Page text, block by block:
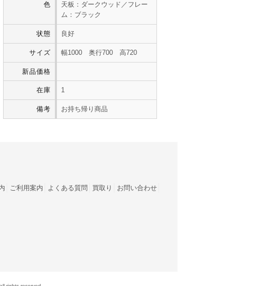
色
天板：ダークウッド／フレー
ム：ブラック
状態 良好
サイズ 幅1000 奥行700 高720
新品価格
在庫 1
備考 お持ち帰り商品
ご利用案内 よくある質問 買取り お問い合わせ